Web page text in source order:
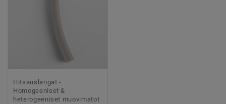
Hitsauslangat -
Homogeeniset &
heterogeeniset muovimatot